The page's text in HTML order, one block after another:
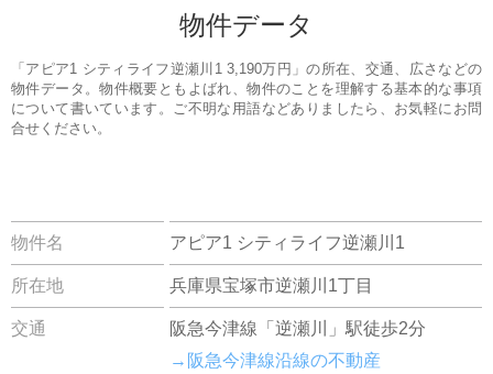
物件データ
「アピア1 シティライフ逆瀬川1 3,190万円」の所在、交通、広さなどの
物件データ。物件概要ともよばれ、物件のことを理解する基本的な事項
について書いています。ご不明な用語などありましたら、お気軽にお問
合せください。
物件名 アピア1 シティライフ逆瀬川1
所在地 兵庫県宝塚市逆瀬川1丁目
交通
阪急今津線「逆瀬川」駅徒歩2分
→阪急今津線沿線の不動産